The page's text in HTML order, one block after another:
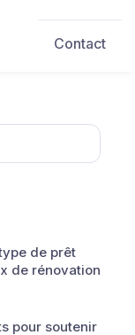
Contact
de prêt
de rénovation
pour soutenir